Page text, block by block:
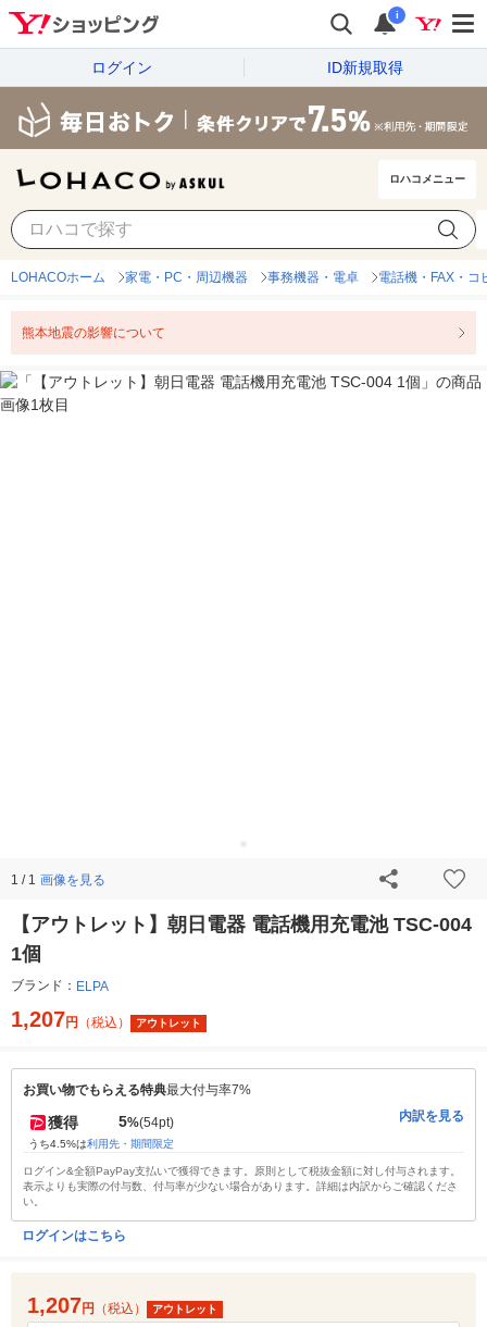
i
ログイン ID新規取得
ロハコメニュー
LOHACOホーム 家電・PC・周辺機器 事務機器・電卓 電話機・FAX・コ
熊本地震の影響について
1 / 1 画像を見る
【アウトレット】朝日電器 電話機用充電池 TSC-004
1個
ブランド： ELPA
1,207円 （税込） アウトレット
お買い物でもらえる特典最大付与率7%
獲得 5%(54pt)
うち4.5%は利用先・期間限定
内訳を見る
ログイン&全額PayPay支払いで獲得できます。原則として税抜金額に対し付与されます。
表示よりも実際の付与数、付与率が少ない場合があります。詳細は内訳からご確認くださ
い。
ログインはこちら
1,207円 （税込） アウトレット